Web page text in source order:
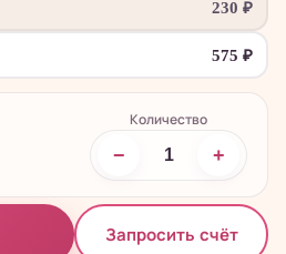
230 ₽
575 ₽
Количество
− +
Запросить счёт